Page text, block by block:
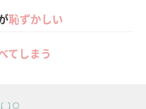
恥ずかしい
てしまう